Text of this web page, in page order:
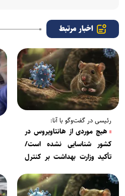
اخبار مرتبط
رئیسی در گفت‌وگو با آنا:
هیچ موردی از هانتاویروس در
کشور شناسایی نشده است/
تأکید وزارت بهداشت بر کنترل